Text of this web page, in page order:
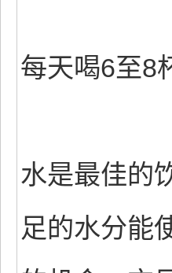
每天喝6至8
水是最佳的
足的水分能